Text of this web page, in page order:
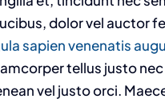
dolor vel auctor
sapien venenatis
tellus justo
vel justo orci.